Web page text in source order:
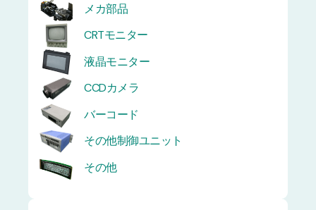
メカ部品
CRTモニター
液晶モニター
CCDカメラ
バーコード
その他制御ユニット
その他